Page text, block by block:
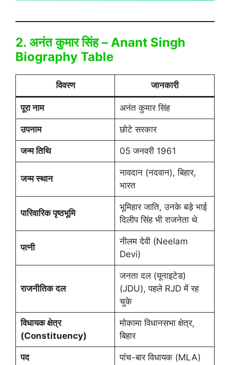
2. अनंत कुमार सिंह – Anant Singh
Biography Table
विवरण जानकारी
पूरा नाम अनंत कुमार सिंह
उपनाम छोटे सरकार
जन्म तिथि 05 जनवरी 1961
जन्म स्थान
नावदान (नदवान), बिहार,
भारत
पारिवारिक पृष्ठभूमि
भूमिहार जाति, उनके बड़े भाई
दिलीप सिंह भी राजनेता थे
पत्नी
नीलम देवी (Neelam
Devi)
राजनीतिक दल
जनता दल (यूनाइटेड)
(JDU), पहले RJD में रह
चुके
विधायक क्षेत्र
(Constituency)
मोकामा विधानसभा क्षेत्र,
बिहार
पद पांच-बार विधायक (MLA)